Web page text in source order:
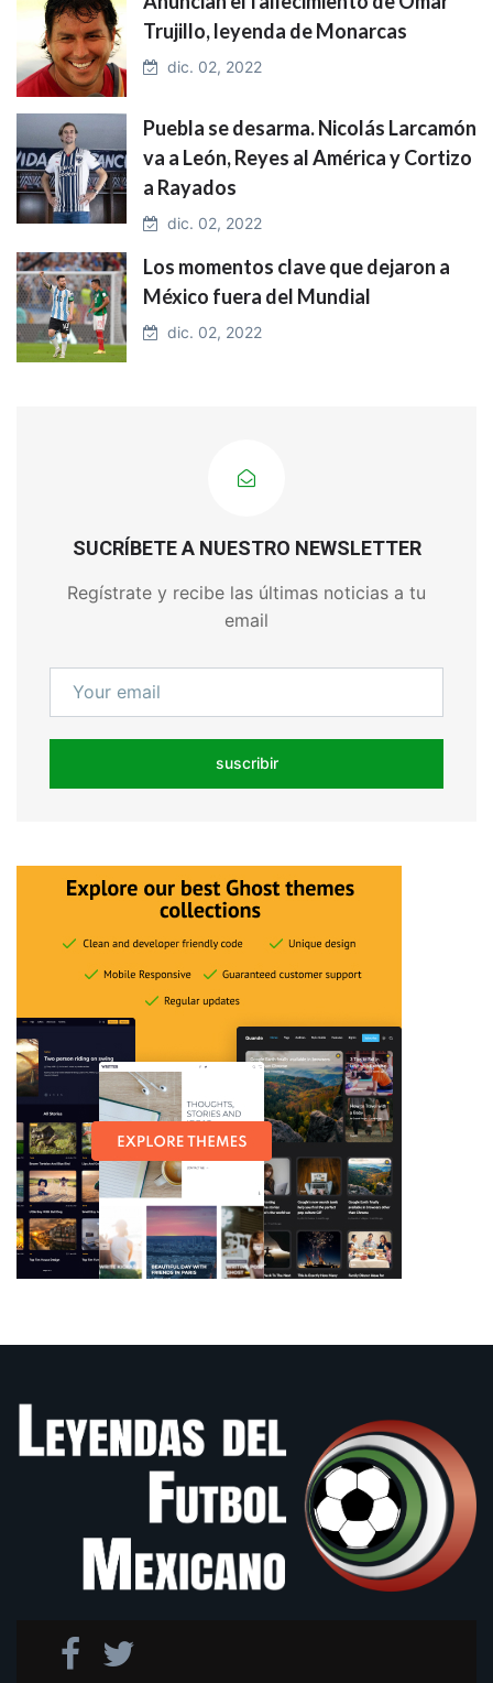
Trujillo, leyenda de Monarcas
dic. 02, 2022
Puebla se desarma. Nicolás Larcamón
va a León, Reyes al América y Cortizo
a Rayados
dic. 02, 2022
Los momentos clave que dejaron a
México fuera del Mundial
dic. 02, 2022
SUCRÍBETE A NUESTRO NEWSLETTER
Regístrate y recibe las últimas noticias a tu
email
suscribir